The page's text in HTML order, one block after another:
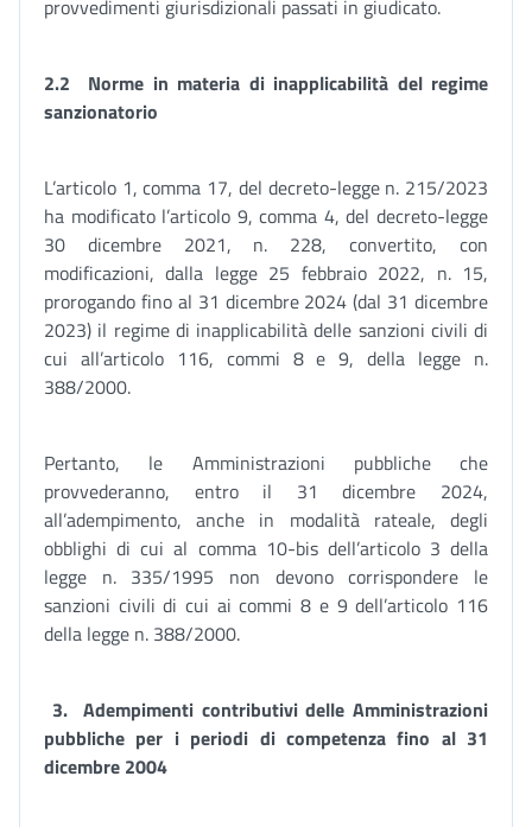
provvedimenti giurisdizionali passati in giudicato.
2.2
Norme in materia di inapplicabilità del regime
sanzionatorio
L’articolo 1, comma 17, del decreto-legge n. 215/2023
ha modificato l’articolo 9, comma 4, del decreto-legge
30 dicembre 2021, n. 228, convertito, con
modificazioni, dalla legge 25 febbraio 2022, n. 15,
prorogando fino al 31 dicembre 2024 (dal 31 dicembre
2023) il regime di inapplicabilità delle sanzioni civili di
cui all’articolo 116, commi 8 e 9, della legge n.
388/2000.
Pertanto, le Amministrazioni pubbliche che
provvederanno, entro il 31 dicembre 2024,
all’adempimento, anche in modalità rateale, degli
obblighi di cui al comma 10-bis dell’articolo 3 della
legge n. 335/1995 non devono corrispondere le
sanzioni civili di cui ai commi 8 e 9 dell’articolo 116
della legge n. 388/2000.
3. Adempimenti contributivi delle Amministrazioni
pubbliche per i periodi di competenza fino al 31
dicembre 2004